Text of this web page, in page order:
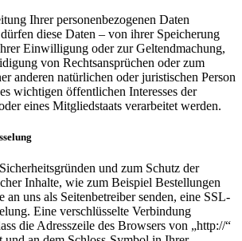
Ihrer personenbezogenen Daten
diese Daten – von ihrer Speicherung
Einwilligung oder zur Geltendmachung,
von Rechtsansprüchen oder zum
anderen natürlichen oder juristischen Person
wichtigen öffentlichen Interesses der
eines Mitgliedstaats verarbeitet werden.
und zum Schutz der
Inhalte, wie zum Beispiel Bestellungen
an uns als Seitenbetreiber senden, eine SSL-
Eine verschlüsselte Verbindung
die Adresszeile des Browsers von „http://“